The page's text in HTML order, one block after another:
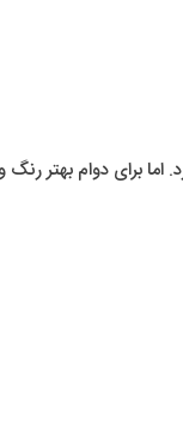
اما برای دوام بهتر